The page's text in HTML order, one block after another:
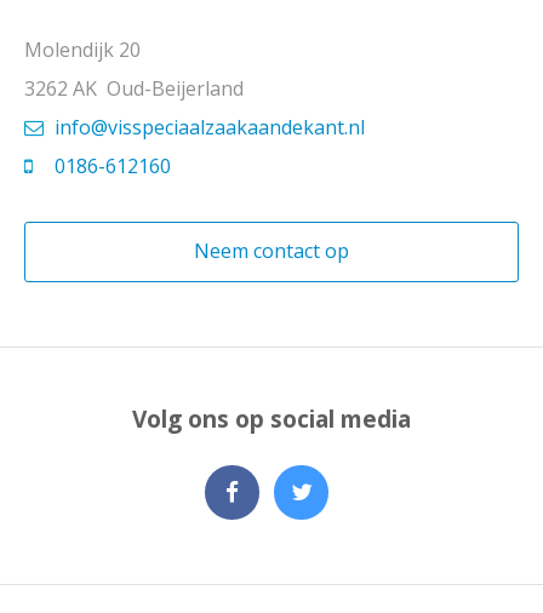
Molendijk 20
3262 AK Oud-Beijerland
info@visspeciaalzaakaandekant.nl
0186-612160
Neem contact op
Volg ons op social media